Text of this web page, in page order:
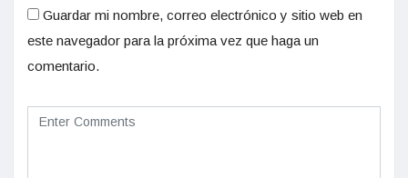
Guardar mi nombre, correo electrónico y sitio web en
este navegador para la próxima vez que haga un
comentario.